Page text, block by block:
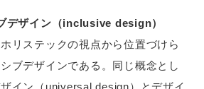
デザイン（inclusive design）
リステックの視点から位置づけら
ブデザインである。同じ概念とし